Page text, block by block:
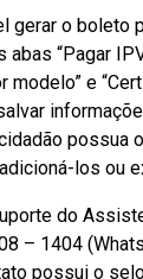
gerar o boleto
“Pagar
modelo” e
possua
los ou
do
– 1404
possui o